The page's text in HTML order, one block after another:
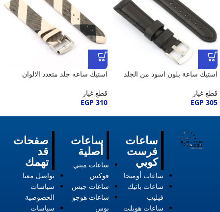
استيك ساعة بلون اسود من الجلد
قطع غيار
EGP 305
استيك ساعه جلد متعدد الالوان
قطع غيار
EGP 310
صفحات
قد
تهمك
تواصل معنا
سياسات
الخصوصية
سياسات
ساعات
أصلية
ساعات ميني
فوكس
ساعات جيس
ساعات هوجو
بوس
ساعات
فرست
كوبي
ساعات أوميجا
ساعات باتيك
فيليب
ساعات هوبلت